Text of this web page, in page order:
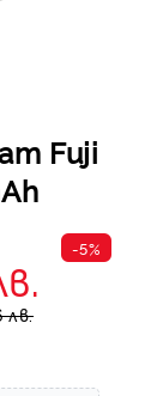
Fuji
-5%
лв.